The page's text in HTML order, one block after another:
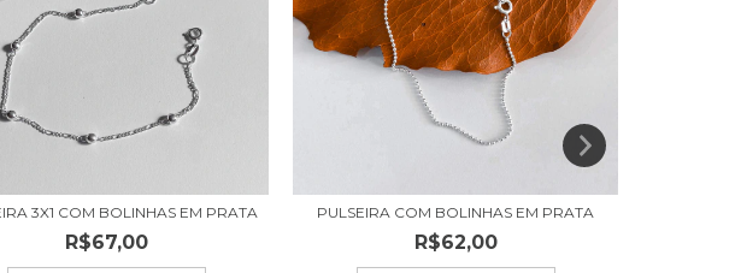
3X1 COM BOLINHAS EM PRATA
R$67,00
PULSEIRA COM BOLINHAS EM PRATA
R$62,00